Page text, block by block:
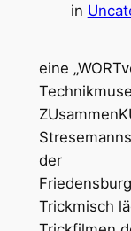
in
eine
der
Trickmisch